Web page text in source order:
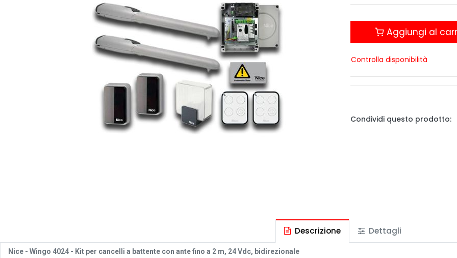
Aggiungi al
Controlla disponibilità
Condividi questo prodotto:
Descrizione Dettagli
Nice - Wingo 4024 - Kit per cancelli a battente con ante fino a 2 m, 24 Vdc, bidirezionale